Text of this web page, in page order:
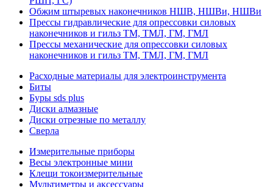
Обжим штыревых наконечников НШВ, НШВи, НШВи
Прессы гидравлические для опрессовки силовых
наконечников и гильз ТМ, ТМЛ, ГМ, ГМЛ
Прессы механические для опрессовки силовых
наконечников и гильз ТМ, ТМЛ, ГМ, ГМЛ
Расходные материалы для электроинструмента
Биты
Буры sds plus
Диски алмазные
Диски отрезные по металлу
Сверла
Измерительные приборы
Весы электронные мини
Клещи токоизмерительные
Мультиметры и аксессуары